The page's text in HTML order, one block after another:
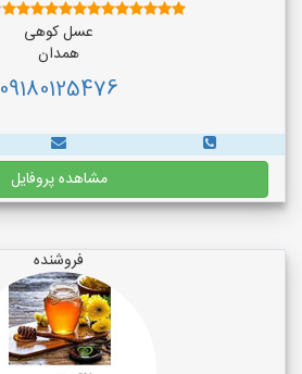
عسل کوهی
همدان
09180125476
مشاهده پروفایل
فروشنده